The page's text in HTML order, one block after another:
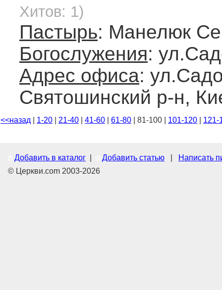
Хитов: 1)
Пастырь: Манелюк
Богослужения:
Адрес офиса:
Святошинский р-н,
<<назад 1-20 21-40 41-60 61-80 | 81-100 | 101-120 121-
Добавить в каталог Добавить статью
Написать
© Церкви.com 2003-2026